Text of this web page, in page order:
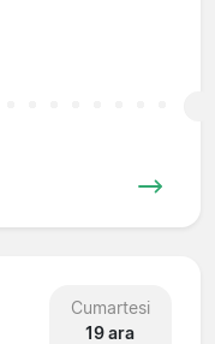
Cumartesi
19 ara